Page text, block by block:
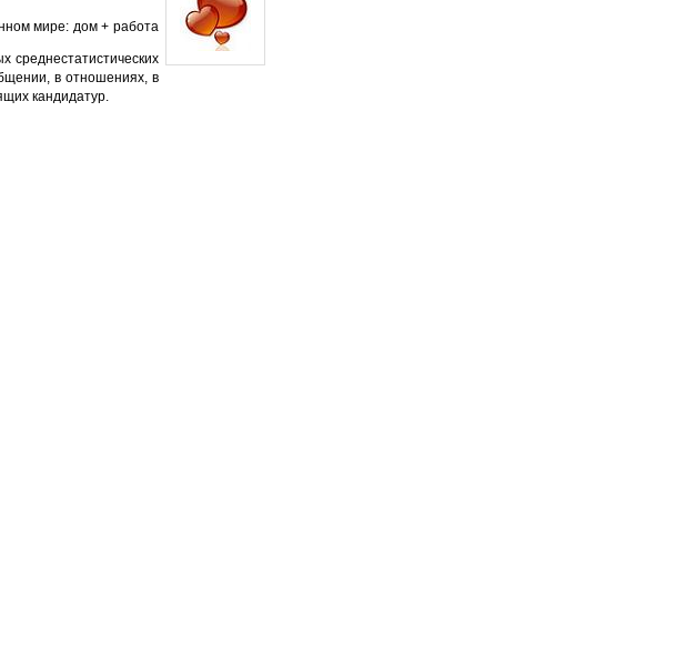
мире: дом + работа
среднестатистических
в отношениях, в
кандидатур.